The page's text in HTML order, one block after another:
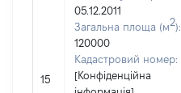
15
05.12.2011
Загальна площа (м2):
120000
Кадастровий номер:
[Конфіденційна